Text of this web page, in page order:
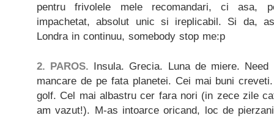
pentru frivolele mele recomandari, ci asa,
impachetat, absolut unic si ireplicabil. Si da,
Londra in continuu, somebody stop me:p
2. PAROS. Insula. Grecia. Luna de miere.
mancare de pe fata planetei. Cei mai buni
golf. Cel mai albastru cer fara nori (in zece zile
am vazut!). M-as intoarce oricand, loc de